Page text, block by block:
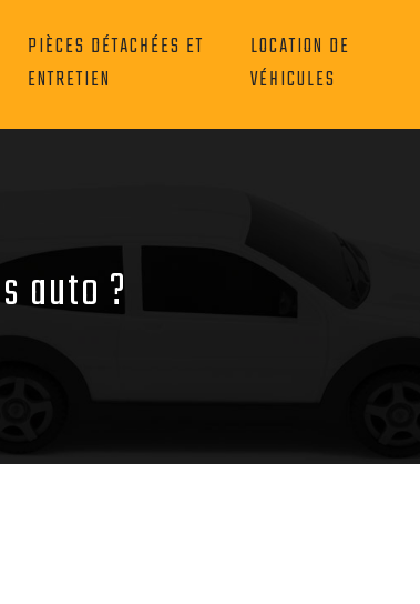
PIÈCES DÉTACHÉES ET
ENTRETIEN
LOCATION DE
VÉHICULES
auto ?